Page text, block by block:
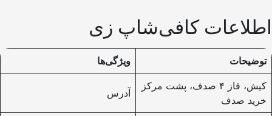
اطلاعات کافی‌شاپ زی
ویژگی‌ها توضیحات
آدرس
کیش، فاز ۴ صدف، پشت مرکز
خرید صدف